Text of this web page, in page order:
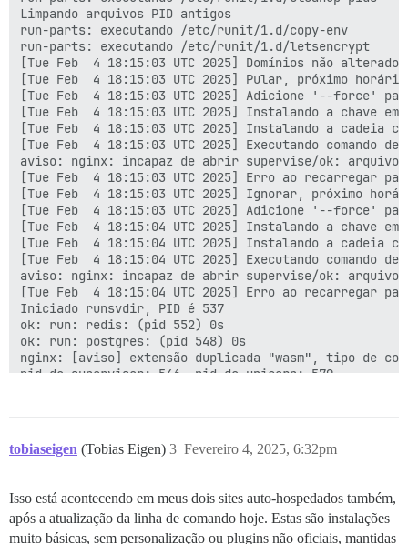
run-parts: executando /etc/runit/3.d/02-unicorn
(570) exiting
ok: down: unicorn: 1s, normalmente em execução
run-parts: executando /etc/runit/3.d/10-redis
ok: down: redis: 0s, normalmente em execução
run-parts: executando /etc/runit/3.d/99-postgres
ok: down: postgres: 0s, normalmente em execução
ok: down: nginx: 3s, normalmente em execução
ok: down: postgres: 1s, normalmente em execução
ok: down: redis: 1s, normalmente em execução
ok: down: cron: 0s, normalmente em execução
ok: down: unicorn: 3s, normalmente em execução
ok: down: rsyslog: 0s, normalmente em execução
run-parts: executando /etc/runit/1.d/00-ensure-links
run-parts: executando /etc/runit/1.d/00-fix-var-logs
run-parts: executando /etc/runit/1.d/01-cleanup-web-
run-parts: executando /etc/runit/1.d/anacron
run-parts: executando /etc/runit/1.d/cleanup-pids
Limpando arquivos PID obsoletos
run-parts: executando /etc/runit/1.d/copy-env
run-parts: executando /etc/runit/1.d/letsencrypt
[Ter Feb  4 06:01:07 PM UTC 2025] Domínios não
[Ter Feb  4 06:01:07 PM UTC 2025] Pular, Próxima
[Ter Feb  4 06:01:07 PM UTC 2025] Executando
falha: nginx: runsv não está em execução
[Ter Feb  4 06:01:07 PM UTC 2025] Domínios não
[Ter Feb  4 06:01:07 PM UTC 2025] Pular, Próxima
[Ter Feb  4 06:01:07 PM UTC 2025] Adicione '--force'
[Ter Feb  4 06:01:07 PM UTC 2025] Instalando chave
Limpando arquivos PID antigos
run-parts: executando /etc/runit/1.d/copy-env
run-parts: executando /etc/runit/1.d/letsencrypt
[Tue Feb  4 18:15:03 UTC 2025] Domínios não
[Tue Feb  4 18:15:03 UTC 2025] Pular, próximo horário
[Tue Feb  4 18:15:03 UTC 2025] Adicione '--force'
[Tue Feb  4 18:15:03 UTC 2025] Instalando a chave
[Tue Feb  4 18:15:03 UTC 2025] Instalando a cadeia
[Tue Feb  4 18:15:03 UTC 2025] Executando comando
aviso: nginx: incapaz de abrir supervise/ok: arquivo
[Tue Feb  4 18:15:03 UTC 2025] Erro ao recarregar
[Tue Feb  4 18:15:03 UTC 2025] Ignorar, próximo
[Tue Feb  4 18:15:03 UTC 2025] Adicione '--force'
[Tue Feb  4 18:15:04 UTC 2025] Instalando a chave
[Tue Feb  4 18:15:04 UTC 2025] Instalando a cadeia
[Tue Feb  4 18:15:04 UTC 2025] Executando comando
aviso: nginx: incapaz de abrir supervise/ok: arquivo
[Tue Feb  4 18:15:04 UTC 2025] Erro ao recarregar
Iniciado runsvdir, PID é 537
ok: run: redis: (pid 552) 0s
ok: run: postgres: (pid 548) 0s
nginx: [aviso] extensão duplicada "wasm", tipo de
tobiaseigen (Tobias Eigen) Fevereiro 4, 2025, 6:32pm
3
Isso está acontecendo em meus dois sites auto-hospedados também,
após a atualização da linha de comando hoje. Estas são instalações
muito básicas, sem personalização ou plugins não oficiais, mantidas